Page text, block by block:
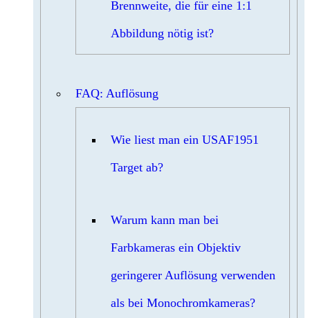
Brennweite, die für eine 1:1
Abbildung nötig ist?
FAQ: Auflösung
Wie liest man ein USAF1951
Target ab?
Warum kann man bei
Farbkameras ein Objektiv
geringerer Auflösung verwenden
als bei Monochromkameras?